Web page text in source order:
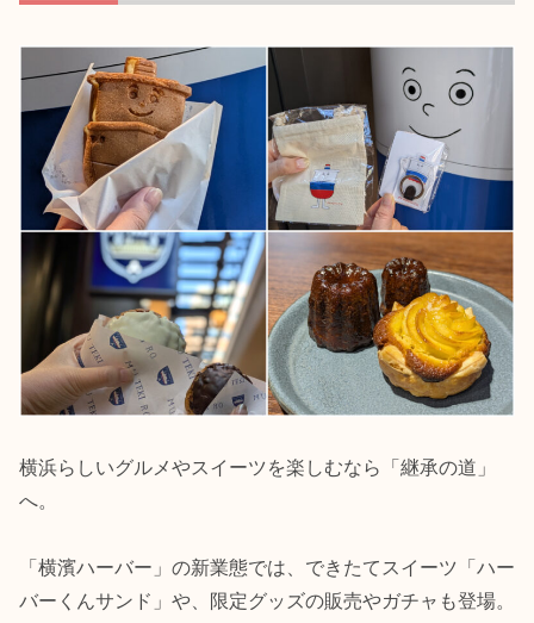
横浜らしいグルメやスイーツを楽しむなら「継承の道」
へ。
「横濱ハーバー」の新業態では、できたてスイーツ「ハー
バーくんサンド」や、限定グッズの販売やガチャも登場。